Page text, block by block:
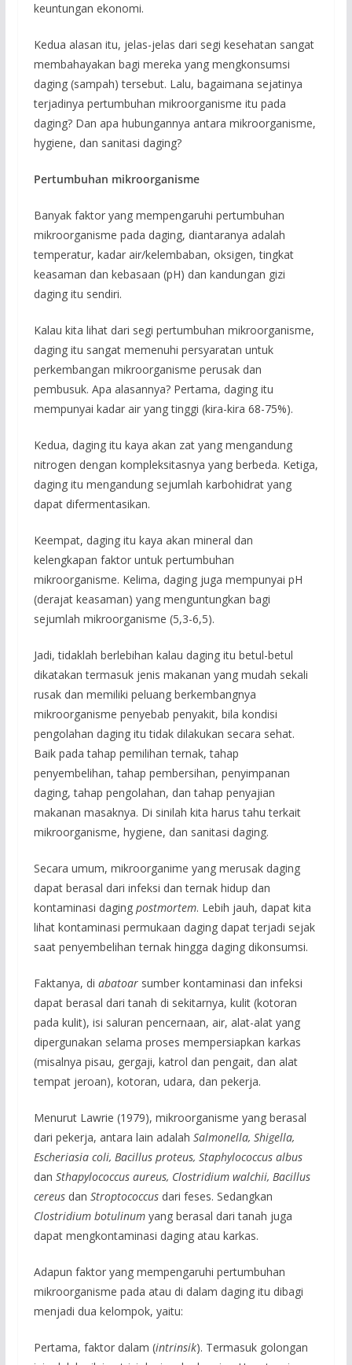
keuntungan ekonomi.
Kedua alasan itu, jelas-jelas dari segi kesehatan sangat
membahayakan bagi mereka yang mengkonsumsi
daging (sampah) tersebut. Lalu, bagaimana sejatinya
terjadinya pertumbuhan mikroorganisme itu pada
daging? Dan apa hubungannya antara mikroorganisme,
hygiene, dan sanitasi daging?
Pertumbuhan mikroorganisme
Banyak faktor yang mempengaruhi pertumbuhan
mikroorganisme pada daging, diantaranya adalah
temperatur, kadar air/kelembaban, oksigen, tingkat
keasaman dan kebasaan (pH) dan kandungan gizi
daging itu sendiri.
Kalau kita lihat dari segi pertumbuhan mikroorganisme,
daging itu sangat memenuhi persyaratan untuk
perkembangan mikroorganisme perusak dan
pembusuk. Apa alasannya? Pertama, daging itu
mempunyai kadar air yang tinggi (kira-kira 68-75%).
Kedua, daging itu kaya akan zat yang mengandung
nitrogen dengan kompleksitasnya yang berbeda. Ketiga,
daging itu mengandung sejumlah karbohidrat yang
dapat difermentasikan.
Keempat, daging itu kaya akan mineral dan
kelengkapan faktor untuk pertumbuhan
mikroorganisme. Kelima, daging juga mempunyai pH
(derajat keasaman) yang menguntungkan bagi
sejumlah mikroorganisme (5,3-6,5).
Jadi, tidaklah berlebihan kalau daging itu betul-betul
dikatakan termasuk jenis makanan yang mudah sekali
rusak dan memiliki peluang berkembangnya
mikroorganisme penyebab penyakit, bila kondisi
pengolahan daging itu tidak dilakukan secara sehat.
Baik pada tahap pemilihan ternak, tahap
penyembelihan, tahap pembersihan, penyimpanan
daging, tahap pengolahan, dan tahap penyajian
makanan masaknya. Di sinilah kita harus tahu terkait
mikroorganisme, hygiene, dan sanitasi daging.
Secara umum, mikroorganime yang merusak daging
dapat berasal dari infeksi dan ternak hidup dan
kontaminasi daging postmortem. Lebih jauh, dapat kita
lihat kontaminasi permukaan daging dapat terjadi sejak
saat penyembelihan ternak hingga daging dikonsumsi.
Faktanya, di abatoarsumber kontaminasi dan infeksi
dapat berasal dari tanah di sekitarnya, kulit (kotoran
pada kulit), isi saluran pencernaan, air, alat-alat yang
dipergunakan selama proses mempersiapkan karkas
(misalnya pisau, gergaji, katrol dan pengait, dan alat
tempat jeroan), kotoran, udara, dan pekerja.
Menurut Lawrie (1979), mikroorganisme yang berasal
dari pekerja, antara lain adalah Salmonella, Shigella,
Escheriasia coli, Bacillus proteus, Staphylococcus albus
dan Sthapylococcus aureus, Clostridium walchii, Bacillus
cereusdan Stroptococcusdari feses. Sedangkan
Clostridium botulinumyang berasal dari tanah juga
dapat mengkontaminasi daging atau karkas.
Adapun faktor yang mempengaruhi pertumbuhan
mikroorganisme pada atau di dalam daging itu dibagi
menjadi dua kelompok, yaitu:
Pertama, faktor dalam (intrinsik). Termasuk golongan